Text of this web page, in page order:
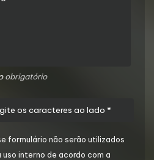
obrigatório
formulário não serão utilizados
interno de acordo com a